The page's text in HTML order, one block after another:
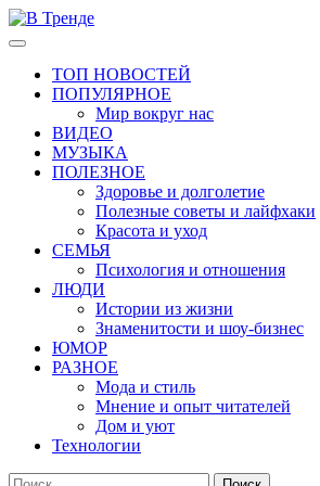
Перейти
к
Основное
ТОП НОВОСТЕЙ
ПОПУЛЯРНОЕ
Мир вокруг нас
ВИДЕО
МУЗЫКА
ПОЛЕЗНОЕ
Здоровье и долголетие
Полезные советы и лайфхаки
Красота и уход
СЕМЬЯ
Психология и отношения
ЛЮДИ
Истории из жизни
Знаменитости и шоу-бизнес
ЮМОР
РАЗНОЕ
Мода и стиль
Мнение и опыт читателей
Дом и уют
Технологии
Найти: